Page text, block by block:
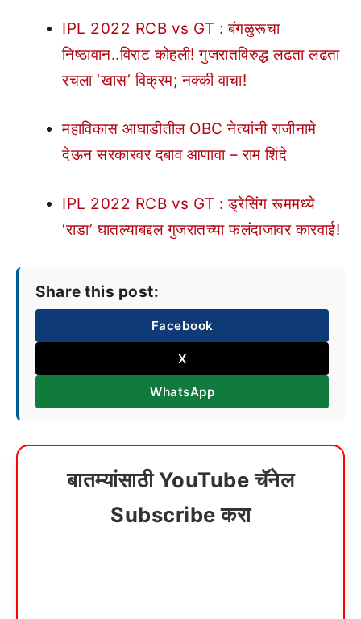
IPL 2022 RCB vs GT : बंगळुरूचा
निष्ठावान..विराट कोहली! गुजरातविरुद्ध लढता लढता
रचला ‘खास’ विक्रम; नक्की वाचा!
महाविकास आघाडीतील OBC नेत्यांनी राजीनामे
देऊन सरकारवर दबाव आणावा – राम शिंदे
IPL 2022 RCB vs GT : ड्रेसिंग रूममध्ये
‘राडा’ घातल्याबद्दल गुजरातच्या फलंदाजावर कारवाई!
Share this post:
Facebook
X
WhatsApp
बातम्यांसाठी YouTube चॅनेल
Subscribe करा